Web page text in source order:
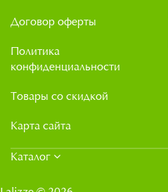
Договор оферты
Политика
конфиденциальности
Товары со скидкой
Карта сайта
Каталог